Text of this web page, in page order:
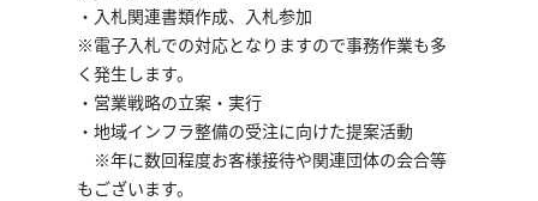
・入札関連書類作成、入札参加
※電子入札での対応となりますので事務作業も多
く発生します。
・営業戦略の立案・実行
・地域インフラ整備の受注に向けた提案活動
※年に数回程度お客様接待や関連団体の会合等
もございます。